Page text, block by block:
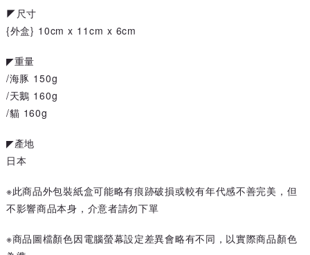
◤尺寸
{外盒} 10cm x 11cm x 6cm
◤重量
/海豚 150g
/天鵝 160g
/貓 160g
◤產地
日本
※此商品外包裝紙盒可能略有痕跡破損或較有年代感不善完美，但
不影響商品本身，介意者請勿下單
※商品圖檔顏色因電腦螢幕設定差異會略有不同，以實際商品顏色